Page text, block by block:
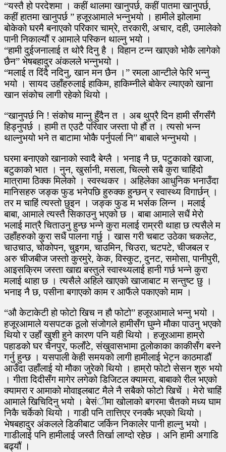
“यस्तै हो परदेशमा । कहीं थालमा खानुपर्छ, कहीं पातमा खानुपर्छ,
कहीं हातमा खानुपर्छ ” हजूरआमाले भन्नुभयो । हामीले झोलामा
बोकेको घरमै बनाएको परिकार चाम्रे, तरकारी, अचार, दही, उमालेको
पानी निकाल्यौं र आमाले पस्किन थाल्नु भयो ।
“हामी दुईजनालाई त थोरै दिनु है । विहान टन्न खाएको भोकै लागेको
छैन” भेषबहादुर अंकलले भन्नुभयो ।
“मलाई त दिंदै नदिनु, खान मन छैन ।” रमला आन्टीले फेरि भन्नु
भयो । सायद उहाँहरुलाई हाकिम, हाकिम्नीले बोकेर ल्याएको खाना
खान संकोच लागी रहेको थियो ।
“खानुपर्छ नि ! संकोच मान्नु हुँदैन त । अब थुप्रै दिन हामी सँगसँगै
हिड्नुपर्छ । हामी त एउटै परिवार जस्ता पो हौं त । त्यसो भन्न
थाल्नुभयो भने त बाटामा भोकै पर्नुपर्ला नि” बाबाले भन्नुभयो ।
घरमा बनाएको खानाको स्वादै बेग्लै । भनाइ नै छ, पटुकाको खाजा,
बटुकाको भात । नुन, खुर्सानी, मसला, चिल्लो सबै कुरा चाहिंदो
मात्रामा ठिक्क मिलेको । स्वस्थकर । अहिलेका आधुनिक भनाउँदा
मानिसहरु जङ्क फुड भनेपछि हुरुक्क हुन्छन् र स्वास्थ्य विगार्छन् ।
तर म चाहिं त्यस्तो छुइन । जङ्क फुड म भर्सक लिन्न । मलाई
बाबा, आमाले त्यस्तै सिकाउनु भएको छ । बाबा आमाले सधैं मेरो
भलाई मात्रै चिताउनु हुन्छ भन्ने कुरा मलाई राम्ररी थाहा छ त्यसैले म
उहाँहरुको कुरा सधैं पालना गर्छु । खास गरी चबाट उठेका चकलेट,
चाउचाउ, चोकोपन, चुइगम, चाउमिन, चिउरा, चटपटे, चीजबल र
अरु चीजबीज जस्तो कुरमुरे, केक, विस्कुट, दुनट, समोसा, पानीपुरी,
आइसक्रिम जस्ता खाद्य बस्तुले स्वास्थ्यलाई हानी गर्छ भन्ने कुरा
मलाई थाहा छ । त्यसैले अहिले खाएको खाजाबाट म सन्तुष्ट छु ।
भनाइ नै छ, पसीना बगाएको काम र आफैंले पकाएको माम ।
“औ केटाकेटी हो फोटो खिच न हौ फोटो” हजूरआमाले भन्नु भयो ।
हजूरआमाले यसपटक ठूलो संजोगले हामीसँग घुम्ने मौका पाउनु भएको
थियो र उहाँ खुशी हुने कारण पनि यही थियो । हजूरआमा हाम्रो
पहाडको घर चैनपुर, फलाँटे, संखुवासभामा ठूलोकाका काकीसँग बस्ने
गर्नु हुन्छ । यसपाली केही समयको लागी हामीलाई भेट्न काठमाडौं
आउँदा उहाँलाई यो मौका जुरेको थियो । हाम्रो फोटो सेसन शुरु भयो
। गीता दिदीसँग मागेर लगेको डिजिटल क्यामरा, बाबाको रील भएको
क्यामरा र आमाको मोवाइलबाट मैले नै सबैको फोटो खिचें । मेरो चाहिं
आमाले खिचिदिनु भयो । बेसंीमा खोलाको बगरमा चैतको मध्य घाम
निकै चर्केको थियो । गाडी पनि तात्तिएर रनक्कै भएको थियो ।
भेषबहादुर अंकलले डिकीबाट जर्किन निकालेर पानी हाल्नु भयो ।
गाडीलाई पनि हामीलाई जस्तै तिर्खा लाग्दो रहेछ । अनि हामी अगाडि
बढ्यौं ।